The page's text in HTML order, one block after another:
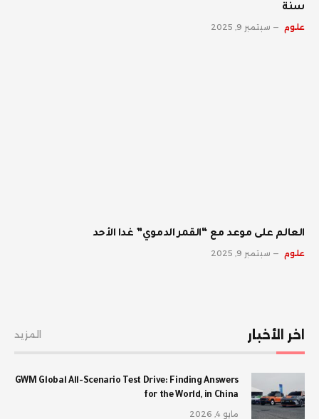
سنة
علوم سبتمبر 9, 2025
العالم على موعد مع “القمر الدموي” غدا الأحد
علوم سبتمبر 9, 2025
اخر الأخبار المزيد
GWM Global All-Scenario Test Drive: Finding Answers
for the World, in China
مايو 4, 2026